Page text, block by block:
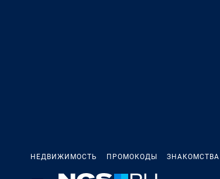
НЕДВИЖИМОСТЬ ПРОМОКОДЫ ЗНАКОМСТВА